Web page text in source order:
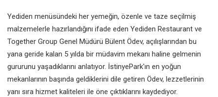
Yediden menüsündeki her yemeğin, özenle ve taze seçilmiş
malzemelerle hazırlandığını ifade eden Yediden Restaurant ve
Together Group Genel Müdürü Bülent Ödev, açılışlarından bu
yana geride kalan 5 yılda bir müdavim mekanı haline gelmenin
gururunu yaşadıklarını anlatıyor. İstinyePark'ın en yoğun
mekanlarının başında geldiklerini dile getiren Ödev, lezzetlerinin
yanı sıra hizmet kaliteleri ile öne çıktıklarını kaydediyor.